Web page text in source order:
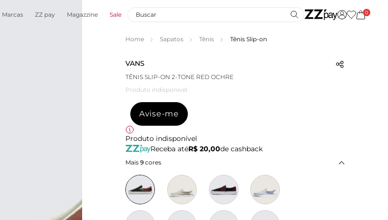
Marcas ZZ pay Magazzine Sale 0
Home Sapatos Tênis Tênis Slip-on
VANS
TÊNIS SLIP-ON 2-TONE RED OCHRE
Produto indisponível
Avise-me
Produto indisponível
Receba atéR$ 20,00de cashback
Mais 9 cores